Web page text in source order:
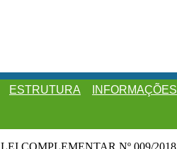
ESTRUTURA INFORMAÇÕES
LEI COMPLEMENTAR Nº 009/2018